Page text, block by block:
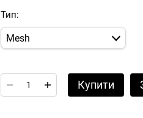
Тип:
Mesh
Купити